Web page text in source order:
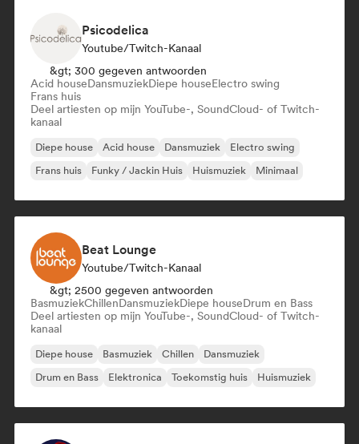
Psicodelica
Youtube/Twitch-Kanaal
&gt; 300 gegeven antwoorden
Acid houseDansmuziekDiepe houseElectro swing
Frans huis
Deel artiesten op mijn YouTube-, SoundCloud- of Twitch-
kanaal
Diepe house Acid house Dansmuziek
Electro swing
Frans huis
Funky / Jackin Huis Huismuziek Minimaal
Beat Lounge
Youtube/Twitch-Kanaal
&gt; 2500 gegeven antwoorden
BasmuziekChillenDansmuziekDiepe houseDrum en Bass
Deel artiesten op mijn YouTube-, SoundCloud- of Twitch-
kanaal
Diepe house Basmuziek Chillen
Dansmuziek
Drum en Bass
Elektronica Toekomstig huis Huismuziek